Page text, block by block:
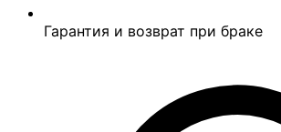
Гарантия и возврат при браке